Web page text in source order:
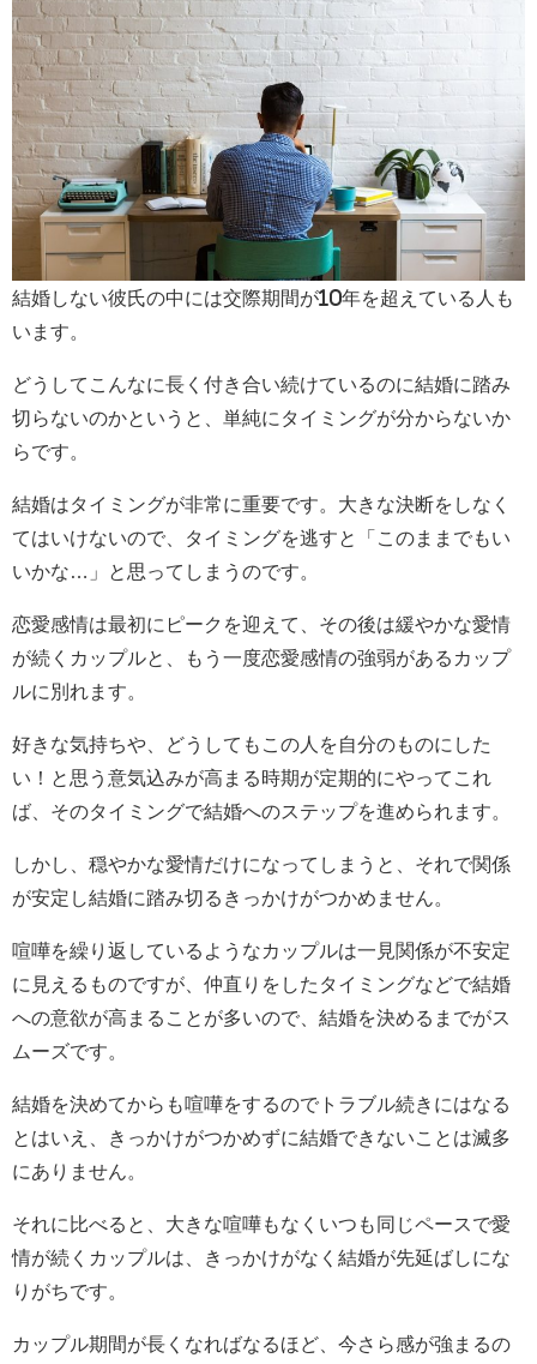
結婚しない彼氏の中には交際期間が10年を超えている人も
います。
どうしてこんなに長く付き合い続けているのに結婚に踏み
切らないのかというと、単純にタイミングが分からないか
らです。
結婚はタイミングが非常に重要です。大きな決断をしなく
てはいけないので、タイミングを逃すと「このままでもい
いかな…」と思ってしまうのです。
恋愛感情は最初にピークを迎えて、その後は緩やかな愛情
が続くカップルと、もう一度恋愛感情の強弱があるカップ
ルに別れます。
好きな気持ちや、どうしてもこの人を自分のものにした
い！と思う意気込みが高まる時期が定期的にやってこれ
ば、そのタイミングで結婚へのステップを進められます。
しかし、穏やかな愛情だけになってしまうと、それで関係
が安定し結婚に踏み切るきっかけがつかめません。
喧嘩を繰り返しているようなカップルは一見関係が不安定
に見えるものですが、仲直りをしたタイミングなどで結婚
への意欲が高まることが多いので、結婚を決めるまでがス
ムーズです。
結婚を決めてからも喧嘩をするのでトラブル続きにはなる
とはいえ、きっかけがつかめずに結婚できないことは滅多
にありません。
それに比べると、大きな喧嘩もなくいつも同じペースで愛
情が続くカップルは、きっかけがなく結婚が先延ばしにな
りがちです。
カップル期間が長くなればなるほど、今さら感が強まるの